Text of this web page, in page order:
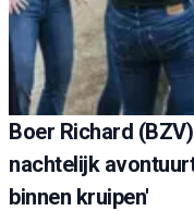
Boer Richard
nachtelijk
binnen kruipen'